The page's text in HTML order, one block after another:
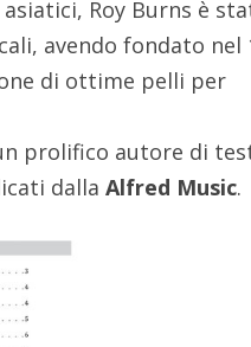
Roy Burns è
avendo fondato nel
di ottime pelli per
prolifico autore di
dallaAlfred Music.